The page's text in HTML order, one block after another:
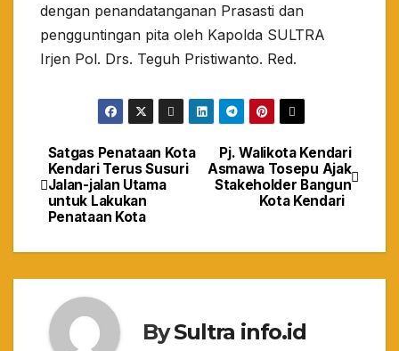
dengan penandatanganan Prasasti dan
pengguntingan pita oleh Kapolda SULTRA
Irjen Pol. Drs. Teguh Pristiwanto. Red.
Navigasi
pos
Pj. Walikota Kendari
Asmawa Tosepu Ajak
Stakeholder Bangun
Kota Kendari
Satgas Penataan Kota
Kendari Terus Susuri
Jalan-jalan Utama
untuk Lakukan
Penataan Kota
BySultra info.id